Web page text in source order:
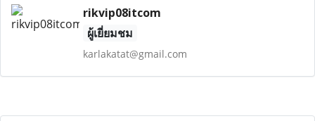
rikvip08itcom
ผู้เยี่ยมชม
karlakatat@gmail.com